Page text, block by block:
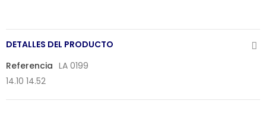
DETALLES DEL PRODUCTO
Referencia LA 0199
14.10 14.52